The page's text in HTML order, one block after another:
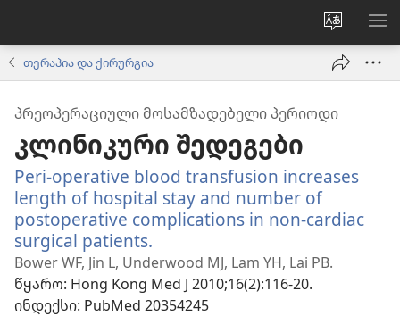
ენის
შეცვლა
თერაპია და ქირურგია
ᲞᲠᲔᲝᲞᲔᲠᲐᲪᲘᲣᲚᲘ ᲛᲝᲡᲐᲛᲖᲐᲓᲔᲑᲔᲚᲘ ᲞᲔᲠᲘᲝᲓᲘ
კლინიკური შედეგები
Peri-operative blood transfusion increases
length of hospital stay and number of
postoperative complications in non-cardiac
surgical patients.
ახალი
ფანჯარა)
Bower WF, Jin L, Underwood MJ, Lam YH, Lai PB.
წყარო‎: Hong Kong Med J 2010;16(2):116-20.
ინდექსი‎: PubMed 20354245